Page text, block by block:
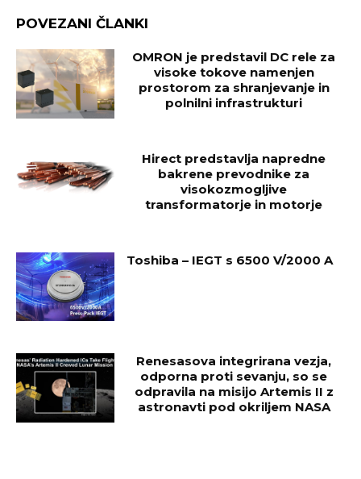
POVEZANI ČLANKI
OMRON je predstavil DC rele za
visoke tokove namenjen
prostorom za shranjevanje in
polnilni infrastrukturi
Hirect predstavlja napredne
bakrene prevodnike za
visokozmogljive
transformatorje in motorje
Toshiba – IEGT s 6500 V/2000 A
Renesasova integrirana vezja,
odporna proti sevanju, so se
odpravila na misijo Artemis II z
astronavti pod okriljem NASA